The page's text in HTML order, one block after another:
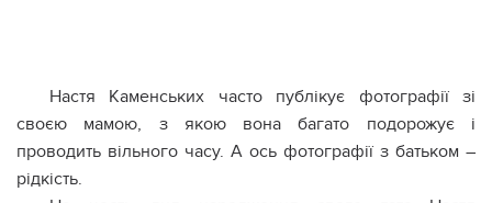
Настя Каменських часто публікує фотографії зі
своєю мамою, з якою вона багато подорожує і
проводить вільного часу. А ось фотографії з батьком –
рідкість.